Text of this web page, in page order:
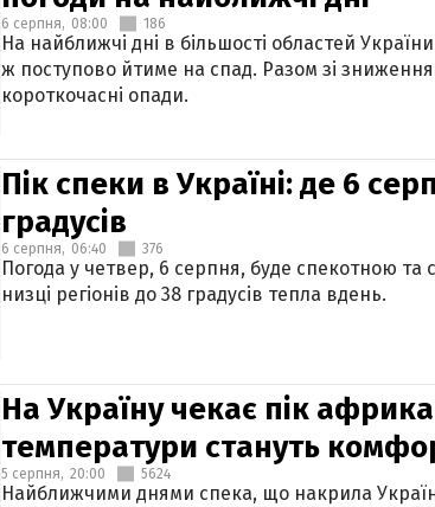
6 серпня, 08:00 186
На найближчі дні в більшості областей
ж поступово йтиме на спад. Разом зі
короткочасні опади.
Пік спеки в Україні: де 6
градусів
6 серпня, 06:40 376
Погода у четвер, 6 серпня, буде спекотною
низці регіонів до 38 градусів тепла вдень.
На Україну чекає пік
температури стануть
5 серпня, 20:00 5624
Найближчими днями спека, що накрила